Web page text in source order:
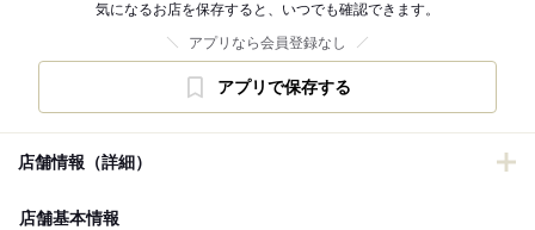
気になるお店を保存すると、いつでも確認できます。
アプリなら会員登録なし
アプリで保存する
店舗情報（詳細）
店舗基本情報